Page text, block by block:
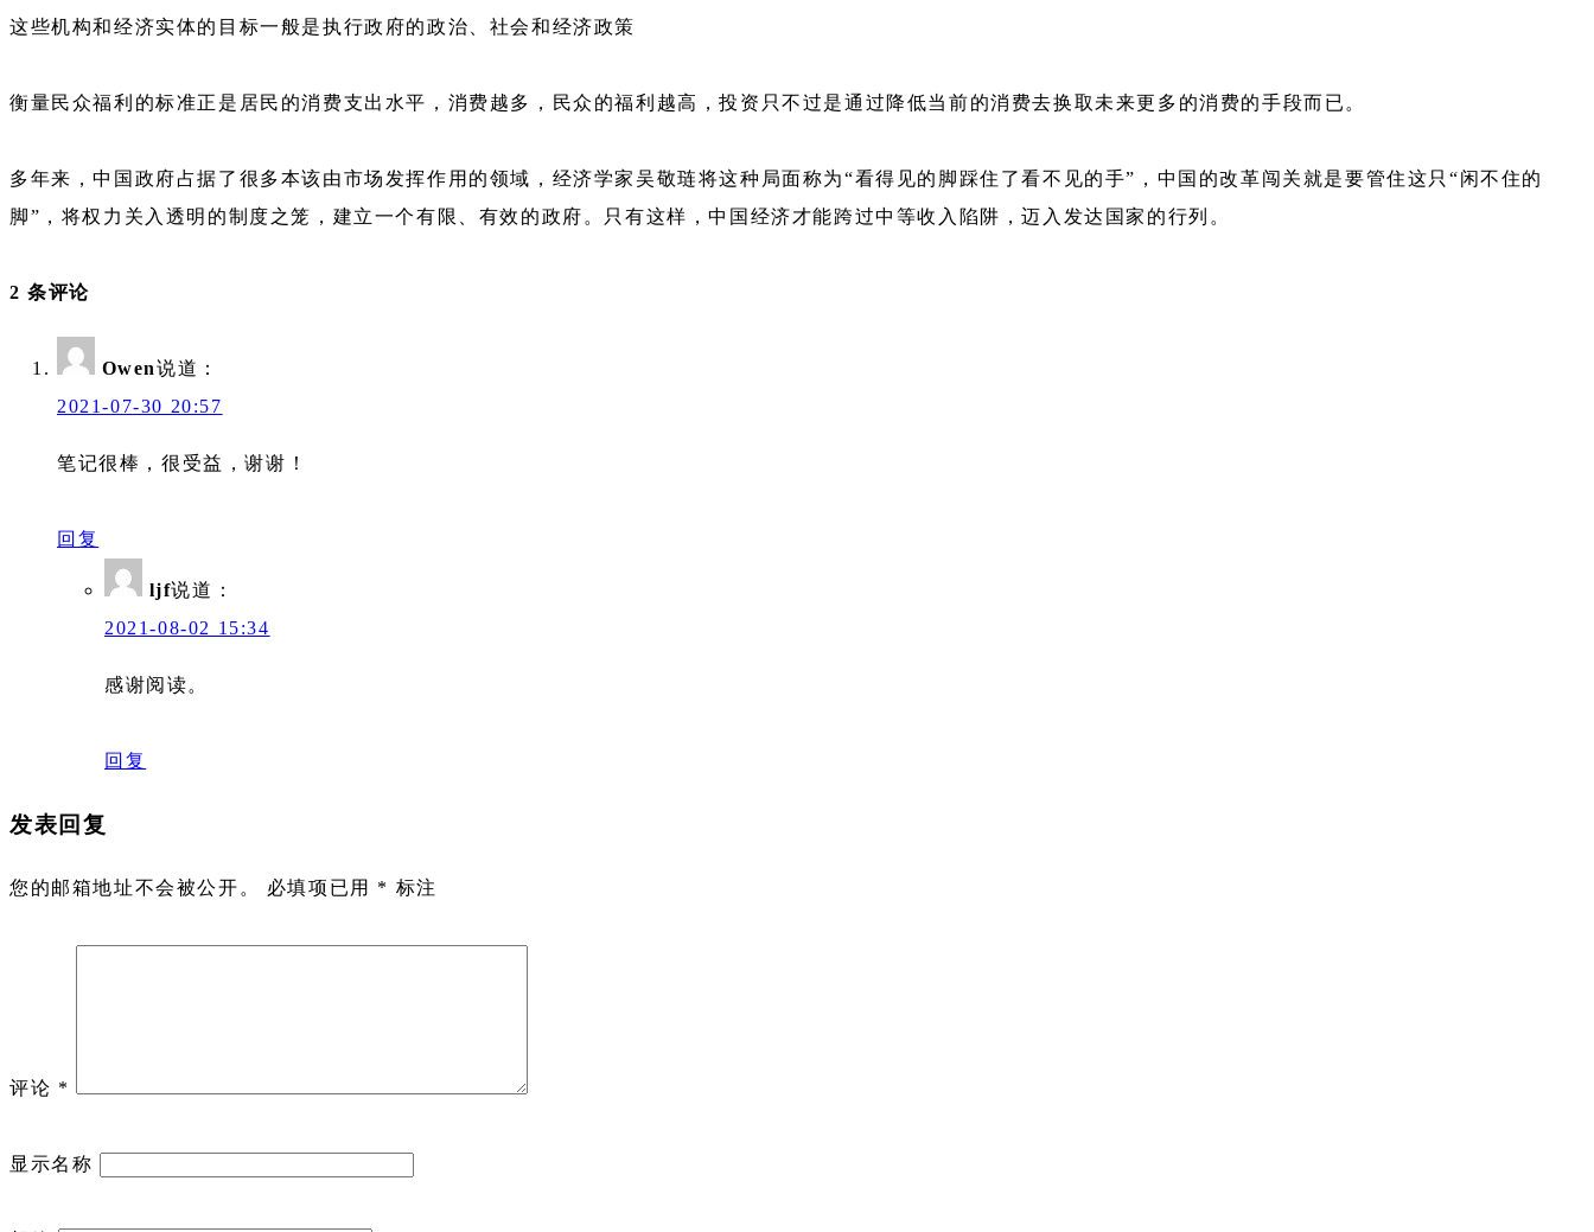
这些机构和经济实体的目标一般是执行政府的政治、社会和经济政策
衡量民众福利的标准正是居民的消费支出水平，消费越多，民众的福利越高，投资只不过是通过降低当前的消费去换取未来更多的消费的手段而已。
多年来，中国政府占据了很多本该由市场发挥作用的领域，经济学家吴敬琏将这种局面称为“看得见的脚踩住了看不见的手”，中国的改革闯关就是要管住这只“闲不住的
脚”，将权力关入透明的制度之笼，建立一个有限、有效的政府。只有这样，中国经济才能跨过中等收入陷阱，迈入发达国家的行列。
2 条评论
Owen说道：
2021-07-30 20:57
笔记很棒，很受益，谢谢！
回复
ljf说道：
2021-08-02 15:34
感谢阅读。
回复
发表回复
您的邮箱地址不会被公开。 必填项已用 * 标注
评论 *
显示名称